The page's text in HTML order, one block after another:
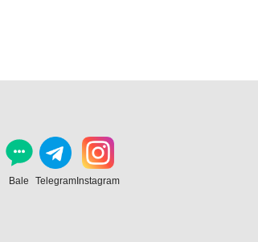
Instagram
Telegram
Bale